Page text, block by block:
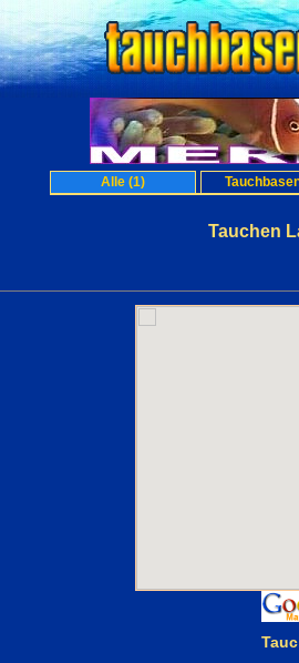
Alle (1)
Tauchen